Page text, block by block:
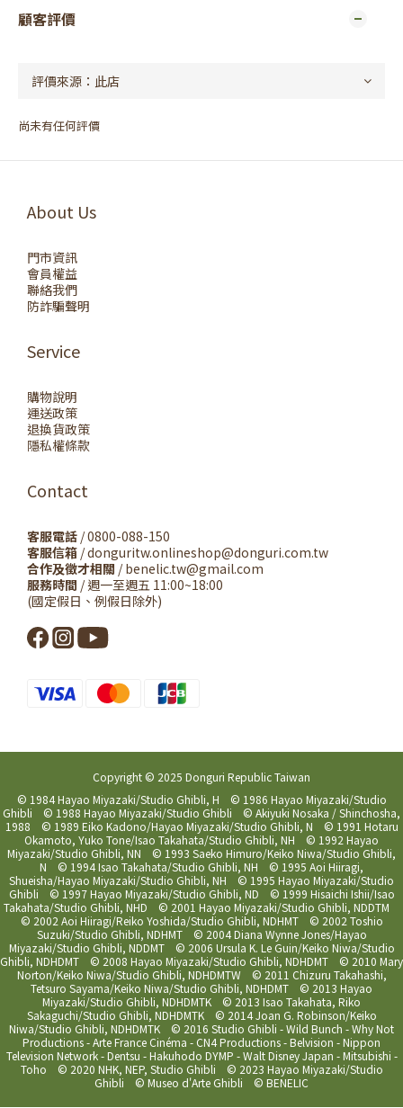
顧客評價
尚未有任何評價
About Us
門市資訊
會員權益
聯絡我們
防詐騙聲明
Service
購物說明
運送政策
退換貨政策
隱私權條款
Contact
客服電話 / 0800-088-150
客服信箱 / donguritw.onlineshop@donguri.com.tw
合作及徵才相關 / benelic.tw@gmail.com
服務時間 / 週一至週五 11:00~18:00
(國定假日、例假日除外)
Copyright © 2025 Donguri Republic Taiwan
© 1984 Hayao Miyazaki/Studio Ghibli, H © 1986 Hayao Miyazaki/Studio
Ghibli © 1988 Hayao Miyazaki/Studio Ghibli © Akiyuki Nosaka / Shinchosha,
1988 © 1989 Eiko Kadono/Hayao Miyazaki/Studio Ghibli, N © 1991 Hotaru
Okamoto, Yuko Tone/Isao Takahata/Studio Ghibli, NH © 1992 Hayao
Miyazaki/Studio Ghibli, NN © 1993 Saeko Himuro/Keiko Niwa/Studio Ghibli,
N © 1994 Isao Takahata/Studio Ghibli, NH © 1995 Aoi Hiiragi,
Shueisha/Hayao Miyazaki/Studio Ghibli, NH © 1995 Hayao Miyazaki/Studio
Ghibli © 1997 Hayao Miyazaki/Studio Ghibli, ND © 1999 Hisaichi Ishii/Isao
Takahata/Studio Ghibli, NHD © 2001 Hayao Miyazaki/Studio Ghibli, NDDTM
© 2002 Aoi Hiiragi/Reiko Yoshida/Studio Ghibli, NDHMT © 2002 Toshio
Suzuki/Studio Ghibli, NDHMT © 2004 Diana Wynne Jones/Hayao
Miyazaki/Studio Ghibli, NDDMT © 2006 Ursula K. Le Guin/Keiko Niwa/Studio
Ghibli, NDHDMT © 2008 Hayao Miyazaki/Studio Ghibli, NDHDMT © 2010 Mary
Norton/Keiko Niwa/Studio Ghibli, NDHDMTW © 2011 Chizuru Takahashi,
Tetsuro Sayama/Keiko Niwa/Studio Ghibli, NDHDMT © 2013 Hayao
Miyazaki/Studio Ghibli, NDHDMTK © 2013 Isao Takahata, Riko
Sakaguchi/Studio Ghibli, NDHDMTK © 2014 Joan G. Robinson/Keiko
Niwa/Studio Ghibli, NDHDMTK © 2016 Studio Ghibli - Wild Bunch - Why Not
Productions - Arte France Cinéma - CN4 Productions - Belvision - Nippon
Television Network - Dentsu - Hakuhodo DYMP - Walt Disney Japan - Mitsubishi -
Toho © 2020 NHK, NEP, Studio Ghibli © 2023 Hayao Miyazaki/Studio
Ghibli © Museo d'Arte Ghibli © BENELIC